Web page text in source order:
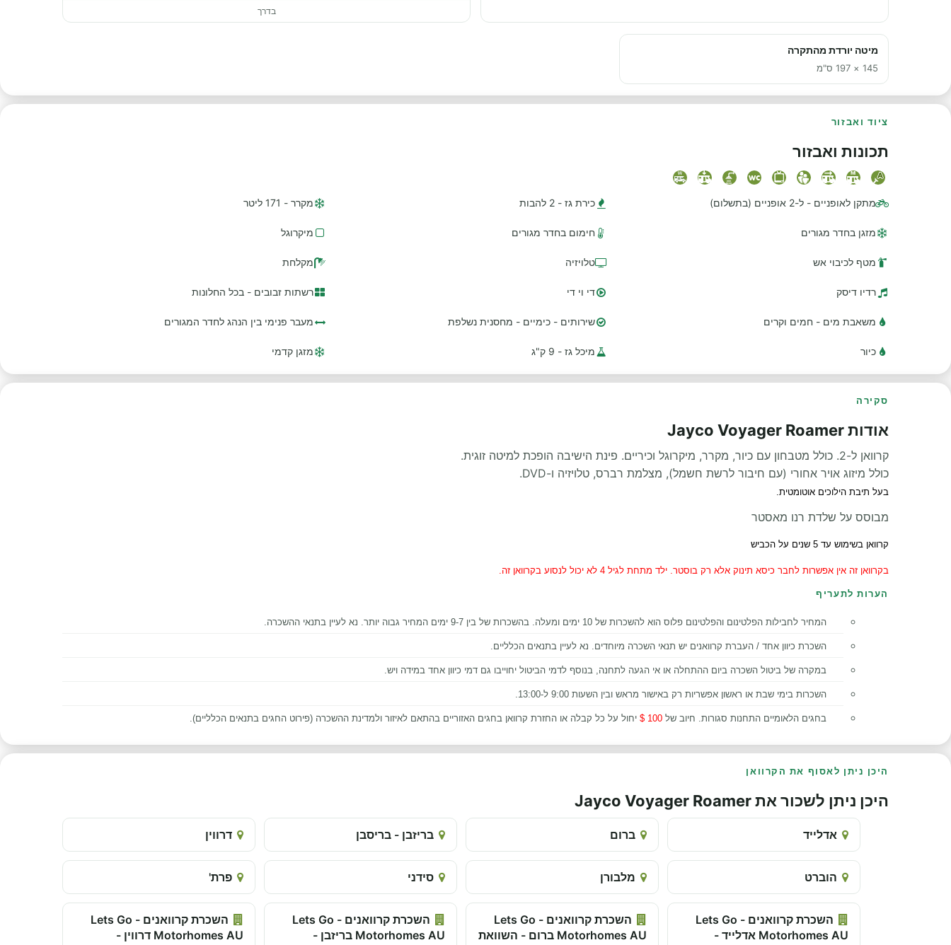
בדרך
מיטה יורדת מהתקרה
145 × 197 ס"מ
ציוד ואבזור
תכונות ואבזור
מתקן לאופניים - ל-2 אופניים (בתשלום) כירת גז - 2 להבות מקרר - 171 ליטר
מזגן בחדר מגורים חימום בחדר מגורים מיקרוגל
מטף לכיבוי אש טלויזיה מקלחת
רדיו דיסק די וי די רשתות זבובים - בכל החלונות
משאבת מים - חמים וקרים שירותים - כימיים - מחסנית נשלפת מעבר פנימי בין הנהג לחדר המגורים
כיור מיכל גז - 9 ק"ג מזגן קדמי
סקירה
אודות Jayco Voyager Roamer
קרוואן ל-2. כולל מטבחון עם כיור, מקרר, מיקרוגל וכיריים. פינת הישיבה הופכת למיטה זוגית.
כולל מיזוג אויר אחורי (עם חיבור לרשת חשמל), מצלמת רברס, טלויזיה ו-DVD.
בעל תיבת הילוכים אוטומטית.
מבוסס על שלדת רנו מאסטר
קרוואן בשימוש עד 5 שנים על הכביש
בקרוואן זה אין אפשרות לחבר כיסא תינוק אלא רק בוסטר. ילד מתחת לגיל 4 לא יכול לנסוע בקרוואן זה.
הערות לתעריף
המחיר לחבילות הפלטינום והפלטינום פלוס הוא להשכרות של 10 ימים ומעלה. בהשכרות של בין 9-7 ימים המחיר גבוה יותר. נא לעיין בתנאי ההשכרה.
השכרת כיוון אחד / העברת קרוואנים יש תנאי השכרה מיוחדים. נא לעיין בתנאים הכלליים.
במקרה של ביטול השכרה ביום ההתחלה או אי הגעה לתחנה, בנוסף לדמי הביטול יחוייבו גם דמי כיוון אחד במידה ויש.
השכרות בימי שבת או ראשון אפשריות רק באישור מראש ובין השעות 9:00 ל-13:00.
בחגים הלאומיים התחנות סגורות. חיוב של 100 $ יחול על כל קבלה או החזרת קרוואן בחגים האזוריים בהתאם לאיזור ולמדינת ההשכרה (פירוט החגים בתנאים הכלליים).
היכן ניתן לאסוף את הקרוואן
היכן ניתן לשכור את Jayco Voyager Roamer
אדלייד ברום בריזבן - בריסבן דרווין
הוברט מלבורן סידני פרת'
השכרת קרוואנים - Lets Go
Motorhomes AU אדלייד -
השכרת קרוואנים - Lets Go
Motorhomes AU ברום - השוואת
השכרת קרוואנים - Lets Go
Motorhomes AU בריזבן -
השכרת קרוואנים - Lets Go
Motorhomes AU דרווין -